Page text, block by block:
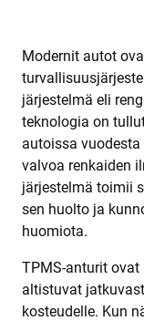
Modernit autot
järjestelmä eli
teknologia on
autoissa
valvoa renkaiden
järjestelmä toimii
sen huolto ja
huomiota.
TPMS-anturit
altistuvat
kosteudelle. Kun